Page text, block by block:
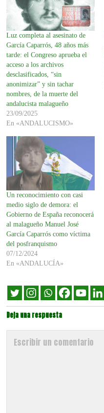
Luz completa al asesinato de
García Caparrós, 48 años más
tarde: el Congreso aprueba el
acceso a los archivos
desclasificados, “sin
anonimizar” y sin tachar
nombres, de la muerte del
andalucista malagueño
23/09/2025
En «ANDALUCISMO»
Un reconocimiento con casi
medio siglo de demora: el
Gobierno de España reconocerá
al malagueño Manuel José
García Caparrós como víctima
del posfranquismo
07/12/2024
En «ANDALUCÍA»
Deja una respuesta